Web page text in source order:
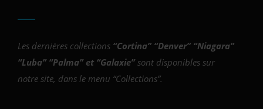
Les dernières collections “Cortina” “Denver” “Niagara”
“Luba” “Palma” et “Galaxie” sont disponibles sur
notre site, dans le menu “Collections”.